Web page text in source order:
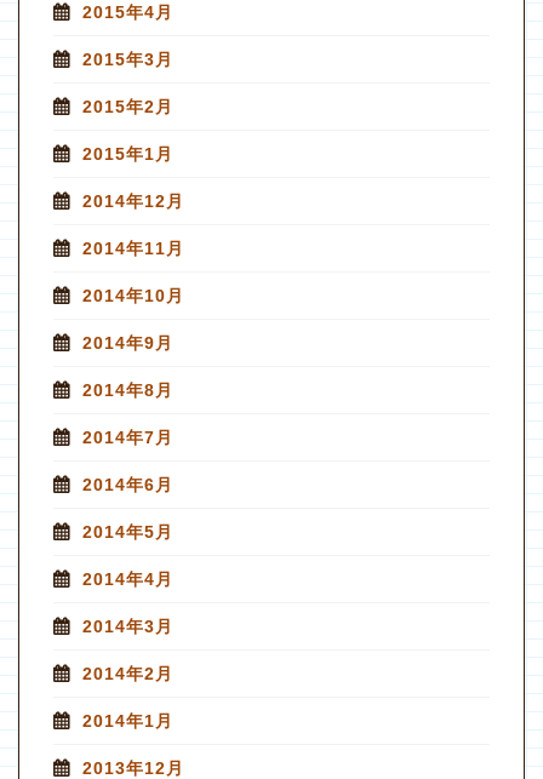
2015年4月
2015年3月
2015年2月
2015年1月
2014年12月
2014年11月
2014年10月
2014年9月
2014年8月
2014年7月
2014年6月
2014年5月
2014年4月
2014年3月
2014年2月
2014年1月
2013年12月